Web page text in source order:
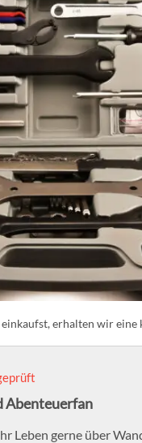
erhalten wir eine
Abenteuerfan
Leben gerne über